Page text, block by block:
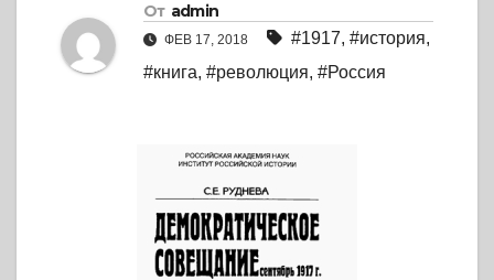
От admin
ФЕВ 17, 2018 #1917, #история,
#книга, #революция, #Россия